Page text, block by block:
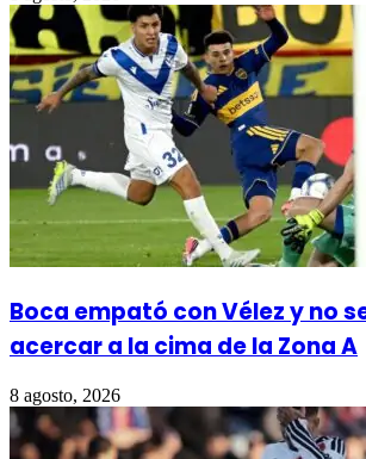
Boca empató con Vélez y no
acercar a la cima de la Zona A
8 agosto, 2026